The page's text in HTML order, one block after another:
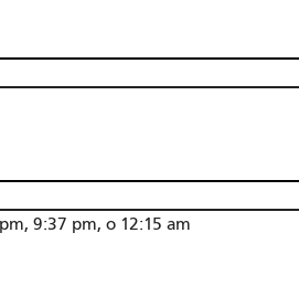
9:37 pm, o 12:15 am